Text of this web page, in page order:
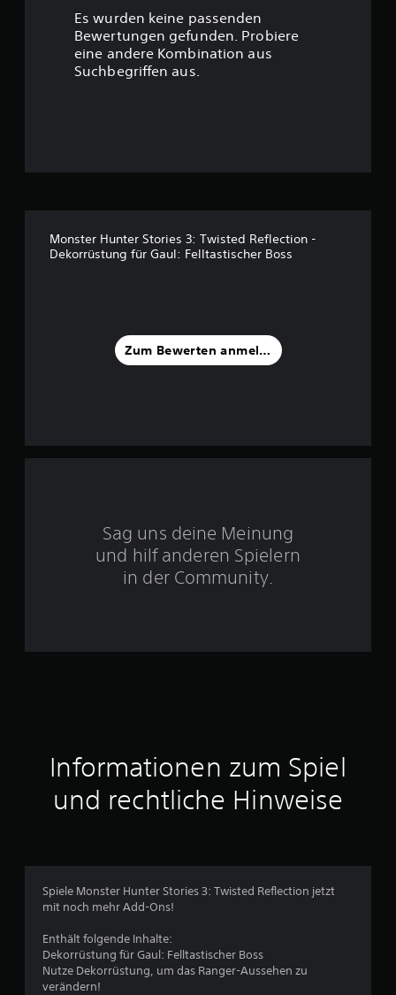
:
4
e
u
s
6
Es wurden keine passenden
Bewertungen gefunden. Probiere
eine andere Kombination aus
Suchbegriffen aus.
Monster Hunter Stories 3: Twisted Reflection -
Dekorrüstung für Gaul: Felltastischer Boss
Zum Bewerten anmelden
Sag uns deine Meinung
und hilf anderen Spielern
in der Community.
Informationen zum Spiel
und rechtliche Hinweise
Spiele Monster Hunter Stories 3: Twisted Reflection jetzt
mit noch mehr Add-Ons!
Enthält folgende Inhalte:
Dekorrüstung für Gaul: Felltastischer Boss
Nutze Dekorrüstung, um das Ranger-Aussehen zu
verändern!